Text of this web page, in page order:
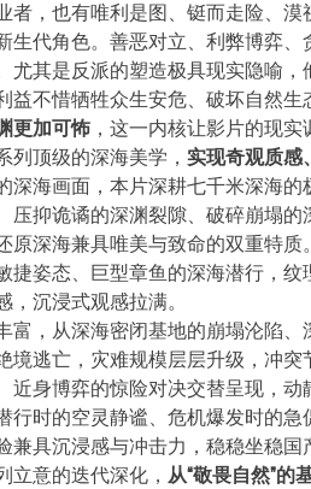
者，也有唯利是图、铤而走险、
生代角色。善恶对立、利弊博弈
尤其是反派的塑造极具现实隐喻
益不惜牺牲众生安危、破坏自然生
更加可怖，这一内核让影片的现实
列顶级的深海美学， 实现奇观质感
深海画面，本片深耕七千米深海
压抑诡谲的深渊裂隙、破碎崩塌
原深海兼具唯美与致命的双重特
捷姿态、巨型章鱼的深海潜行，纹
沉浸式观感拉满。
富，从深海密闭基地的崩塌沦陷
境逃亡，灾难规模层层升级，冲
近身博弈的惊险对决交替呈现，
行时的空灵静谧、危机爆发时的急
兼具沉浸感与冲击力，稳稳坐稳国
立意的迭代深化， 从“敬畏自然”的